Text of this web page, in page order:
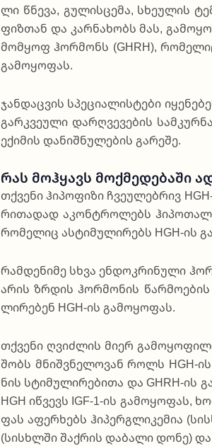
ლი წნე­ვა, გუ­ლის­ცე­მა, სხე­უ­ლის
ფიზ­თან და კარ­ნა­ხობს მას,
მომ­ყოფ ჰო­რმონს (GHRH),
გა­მო­ყო­ფას.
ჯან­და­ცვის სპე­ცი­ა­ლის­ტე­ბი
გარ­კვე­უ­ლი დარ­ღვე­ვე­ბის
ექი­მის და­ნიშ­ნუ­ლე­ბის გა­რე­შე.
Რას Მოჰყავს Მოქმედებაში
თქვე­ნი ჰი­პო­ფი­ზი ჩვე­უ­ლე­ბრივ
რი­თა­დად აკონ­ტრო­ლებს
რო­მე­ლიც ას­ტი­მუ­ლი­რებს HGH-ის
რამ­დე­ნი­მე სხვა ენ­დო­კრი­ნუ­ლი
არის ზრდის ჰო­რმო­ნის
ლი­რე­ბენ HGH-ის გა­მო­ყო­ფას.
თქვე­ნი ღვიძ­ლის მი­ერ
შობს მნიშ­ვნე­ლო­ვან როლს HGH-
ნის სტი­მუ­ლი­რე­ბი­თა და GHRH-ის
HGH იწ­ვევს IGF-1-ის გა­მო­ყო­ფას,
ფას აფერ­ხებს ჰი­პერ­გლი­კე­მია
(სის­ხლში შა­ქრის და­ბა­ლი დო­ნე) და